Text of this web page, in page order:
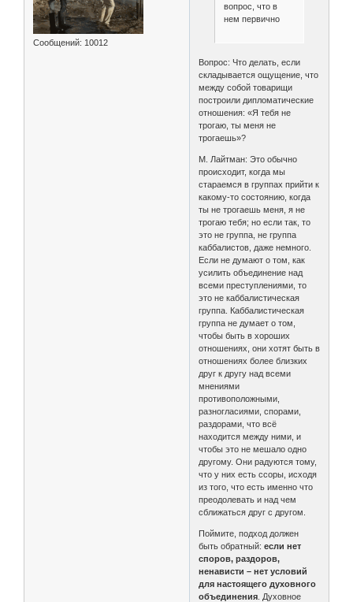
Сообщений: 10012
вопрос, что в
нем первично
Вопрос: Что делать, если
складывается ощущение, что
между собой товарищи
построили дипломатические
отношения: «Я тебя не
трогаю, ты меня не
трогаешь»?
М. Лайтман: Это обычно
происходит, когда мы
стараемся в группах прийти к
какому-то состоянию, когда
ты не трогаешь меня, я не
трогаю тебя; но если так, то
это не группа, не группа
каббалистов, даже немного.
Если не думают о том, как
усилить объединение над
всеми преступлениями, то
это не каббалистическая
группа. Каббалистическая
группа не думает о том,
чтобы быть в хороших
отношениях, они хотят быть в
отношениях более близких
друг к другу над всеми
мнениями
противоположными,
разногласиями, спорами,
раздорами, что всё
находится между ними, и
чтобы это не мешало одно
другому. Они радуются тому,
что у них есть ссоры, исходя
из того, что есть именно что
преодолевать и над чем
сближаться друг с другом.
Поймите, подход должен
быть обратный: если нет
споров, раздоров,
ненависти – нет условий
для настоящего духовного
объединения . Духовное